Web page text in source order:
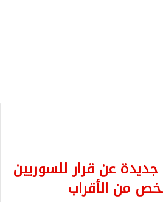
جديدة عن قرار للسوريين